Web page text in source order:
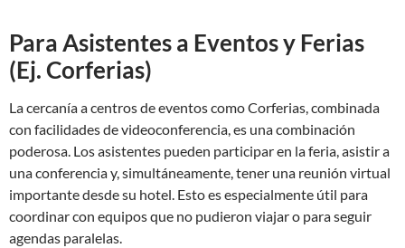
Para Asistentes a Eventos y Ferias
(Ej. Corferias)
La cercanía a centros de eventos como Corferias, combinada
con facilidades de videoconferencia, es una combinación
poderosa. Los asistentes pueden participar en la feria, asistir a
una conferencia y, simultáneamente, tener una reunión virtual
importante desde su hotel. Esto es especialmente útil para
coordinar con equipos que no pudieron viajar o para seguir
agendas paralelas.